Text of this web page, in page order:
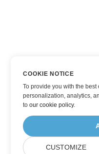
COOKIE NOTICE
To provide you with the
personalization, analytics,
toour cookie policy.
CUSTOMIZE